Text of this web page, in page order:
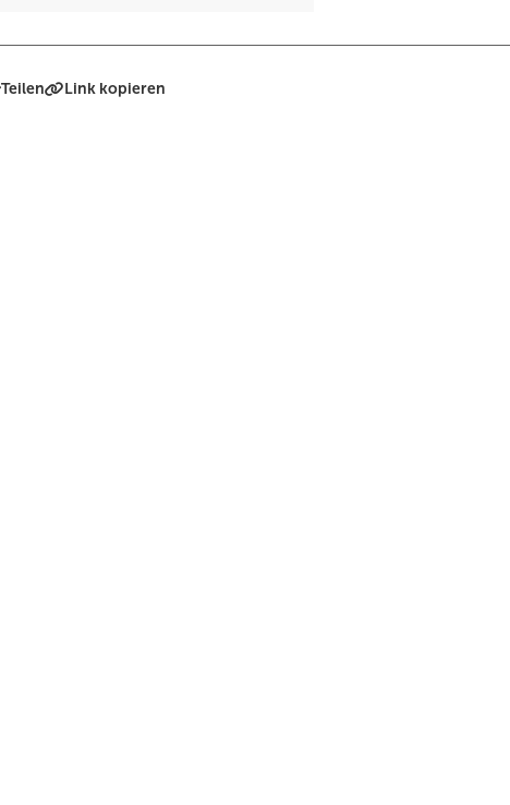
Teilen Link kopieren